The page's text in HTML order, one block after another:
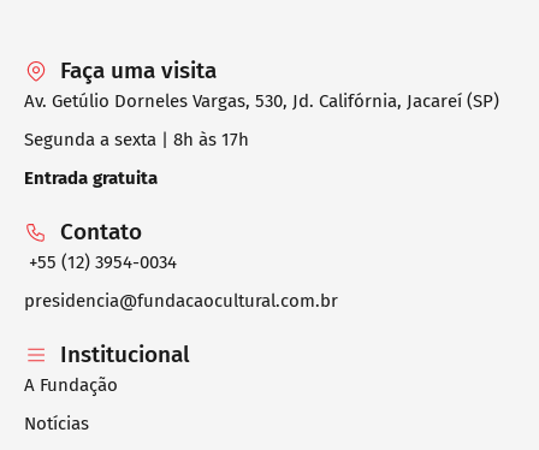
Faça uma visita
Av. Getúlio Dorneles Vargas, 530, Jd. Califórnia, Jacareí (SP)
Segunda a sexta | 8h às 17h
Entrada gratuita
Contato
+55 (12) 3954-0034
presidencia@fundacaocultural.com.br
Institucional
A Fundação
Notícias